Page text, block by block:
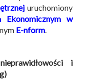
uruchomiony
Ekonomicznym w
E-nform
i